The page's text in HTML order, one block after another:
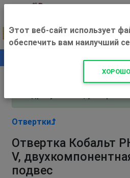
+500
Внимание! С 3 августа
Отвертки
Отвертка Кобальт
V,
подвес
Этот веб-сайт использует
обеспечить вам наилучший
ХОРОШО